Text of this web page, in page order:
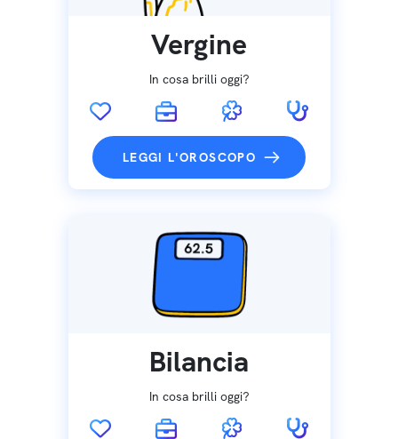
Vergine
In cosa brilli oggi?
LEGGI L'OROSCOPO
Bilancia
In cosa brilli oggi?